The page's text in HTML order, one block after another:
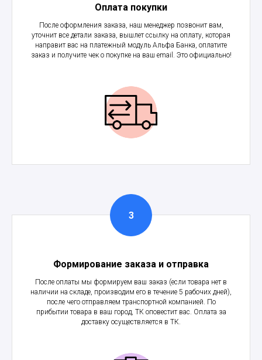
Оплата покупки
После оформления заказа, наш менеджер позвонит вам,
уточнит все детали заказа, вышлет ссылку на оплату, которая
направит вас на платежный модуль Альфа Банка, оплатите
заказ и получите чек о покупке на ваш email. Это официально!
Формирование заказа и отправка
После оплаты мы формируем ваш заказ (если товара нет в
наличии на складе, производим его в течение 5 рабочих дней),
после чего отправляем транспортной компанией. По
прибытии товара в ваш город, ТК оповестит вас. Оплата за
доставку осуществляется в ТК.